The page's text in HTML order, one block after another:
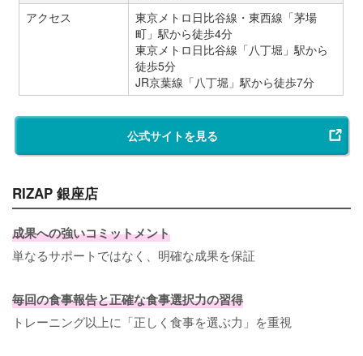
アクセス
東京メトロ日比谷線・東西線「茅場
町」駅から徒歩4分
東京メトロ日比谷線「八丁堀」駅から
徒歩5分
JR京葉線「八丁堀」駅から徒歩7分
公式サイトを見る
RIZAP 銀座店
成果への強いコミットメント
単なるサポートではなく、明確な成果を保証
毎回の食事報告と正確な食事選択力の習得
トレーニング以上に「正しく食事を選ぶ力」を重視